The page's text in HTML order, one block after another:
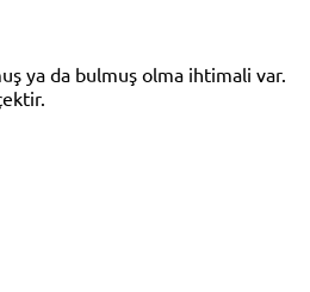
ya da bulmuş olma ihtimali var.